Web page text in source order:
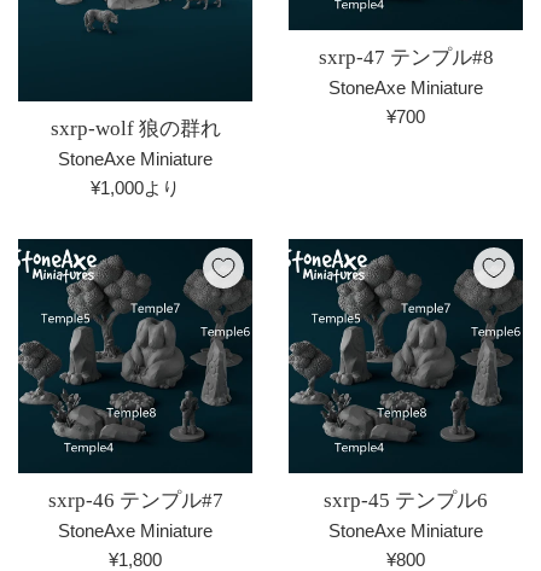
sxrp-wolf 狼の群れ
StoneAxe Miniature
¥1,000より
sxrp-47 テンプル#8
StoneAxe Miniature
通
¥700
sxrp-46 テンプル#7
StoneAxe Miniature
通
¥1,800
sxrp-45 テンプル6
StoneAxe Miniature
通
¥800